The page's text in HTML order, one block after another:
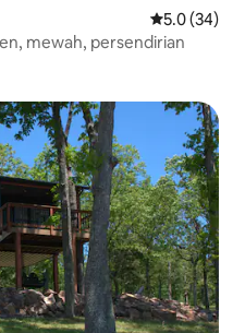
Penarafan
5.0 (34)
mewah, persendirian